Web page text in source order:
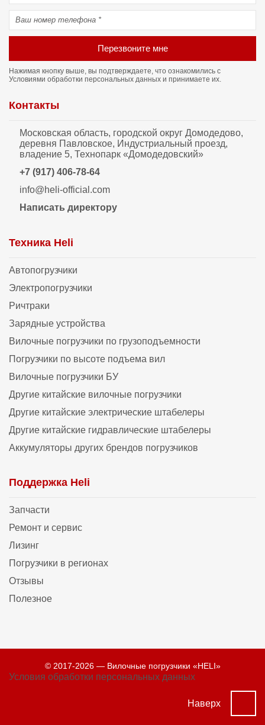
Перезвоните мне
Нажимая кнопку выше, вы подтверждаете, что ознакомились с
Условиями обработки персональных данных и принимаете их.
Контакты
Московская область, городской округ Домодедово,
деревня Павловское, Индустриальный проезд,
владение 5, Технопарк «Домодедовский»
+7 (917) 406-78-64
info@heli-official.com
Написать директору
Техника Heli
Автопогрузчики
Электропогрузчики
Ричтраки
Зарядные устройства
Вилочные погрузчики по грузоподъемности
Погрузчики по высоте подъема вил
Вилочные погрузчики БУ
Другие китайские вилочные погрузчики
Другие китайские электрические штабелеры
Другие китайские гидравлические штабелеры
Аккумуляторы других брендов погрузчиков
Поддержка Heli
Запчасти
Ремонт и сервис
Лизинг
Погрузчики в регионах
Отзывы
Полезное
© 2017-2026 — Вилочные погрузчики «HELI»
Условия обработки персональных данных
Наверх